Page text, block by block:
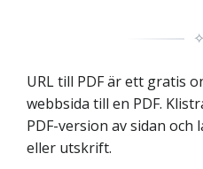
✧
URL till PDF är ett gratis
webbsida till en PDF.
PDF-version av sidan
eller utskrift.